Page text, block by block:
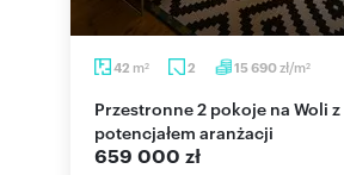
42 m2 2 15 690zł/m2
Przestronne 2 pokoje na Woli z
potencjałem aranżacji
659 000 zł